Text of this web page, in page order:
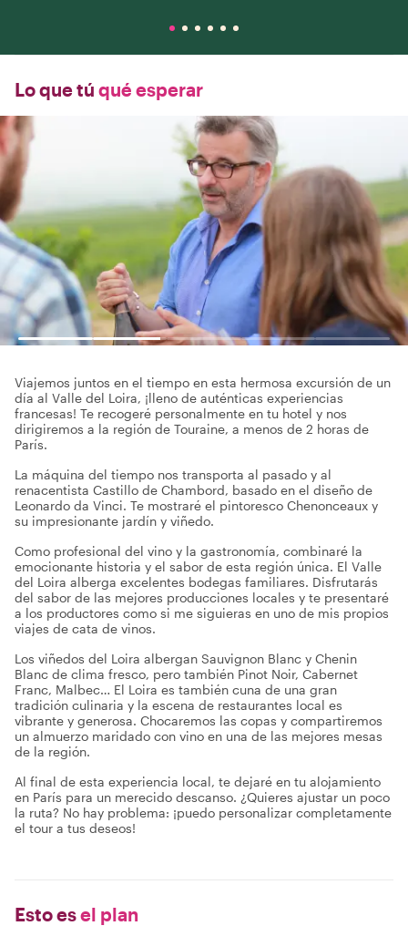
Lo que tú qué esperar
Viajemos juntos en el tiempo en esta hermosa excursión de un
día al Valle del Loira, ¡lleno de auténticas experiencias
francesas! Te recogeré personalmente en tu hotel y nos
dirigiremos a la región de Touraine, a menos de 2 horas de
París.
La máquina del tiempo nos transporta al pasado y al
renacentista Castillo de Chambord, basado en el diseño de
Leonardo da Vinci. Te mostraré el pintoresco Chenonceaux y
su impresionante jardín y viñedo.
Como profesional del vino y la gastronomía, combinaré la
emocionante historia y el sabor de esta región única. El Valle
del Loira alberga excelentes bodegas familiares. Disfrutarás
del sabor de las mejores producciones locales y te presentaré
a los productores como si me siguieras en uno de mis propios
viajes de cata de vinos.
Los viñedos del Loira albergan Sauvignon Blanc y Chenin
Blanc de clima fresco, pero también Pinot Noir, Cabernet
Franc, Malbec… El Loira es también cuna de una gran
tradición culinaria y la escena de restaurantes local es
vibrante y generosa. Chocaremos las copas y compartiremos
un almuerzo maridado con vino en una de las mejores mesas
de la región.
Al final de esta experiencia local, te dejaré en tu alojamiento
en París para un merecido descanso. ¿Quieres ajustar un poco
la ruta? No hay problema: ¡puedo personalizar completamente
el tour a tus deseos!
Esto esel plan